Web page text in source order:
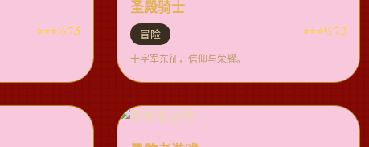
⭐⭐⭐½ 7.5
圣殿骑士
冒险 ⭐⭐⭐½ 7.3
十字军东征，信仰与荣耀。